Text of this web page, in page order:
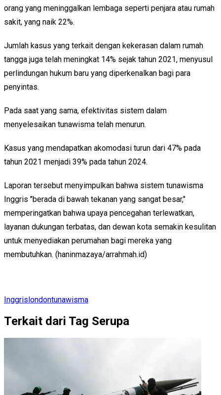
orang yang meninggalkan lembaga seperti penjara atau rumah
sakit, yang naik 22%.
Jumlah kasus yang terkait dengan kekerasan dalam rumah
tangga juga telah meningkat 14% sejak tahun 2021, menyusul
perlindungan hukum baru yang diperkenalkan bagi para
penyintas.
Pada saat yang sama, efektivitas sistem dalam
menyelesaikan tunawisma telah menurun.
Kasus yang mendapatkan akomodasi turun dari 47% pada
tahun 2021 menjadi 39% pada tahun 2024.
Laporan tersebut menyimpulkan bahwa sistem tunawisma
Inggris "berada di bawah tekanan yang sangat besar,"
memperingatkan bahwa upaya pencegahan terlewatkan,
layanan dukungan terbatas, dan dewan kota semakin kesulitan
untuk menyediakan perumahan bagi mereka yang
membutuhkan. (haninmazaya/arrahmah.id)
Inggrislondontunawisma
Terkait dari Tag Serupa